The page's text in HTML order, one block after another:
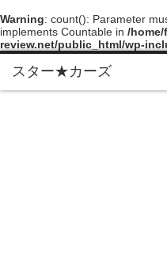
Warning: count(): Parameter
implements Countable in /
review.net/public_html/wp-